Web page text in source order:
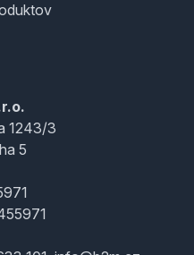
1243/3
5